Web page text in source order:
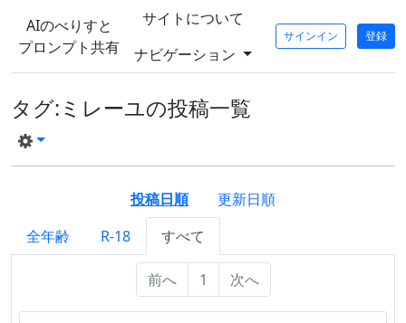
AIのべりすと
プロンプト共有
サイトについて
ナビゲーション
サインイン 登録
タグ:ミレーユの投稿一覧
投稿日順
更新日順
全年齢
R-18 すべて
前へ 1 次へ